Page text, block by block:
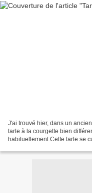
J'ai trouvé hier, dans un
tarte à la courgette bien
habituellement.Cette tarte se